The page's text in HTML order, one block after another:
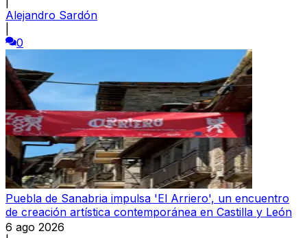
Alejandro Sardón
0
Puebla de Sanabria impulsa 'El Arriero', un encuentro
de creación artística contemporánea en Castilla y León
6 ago 2026